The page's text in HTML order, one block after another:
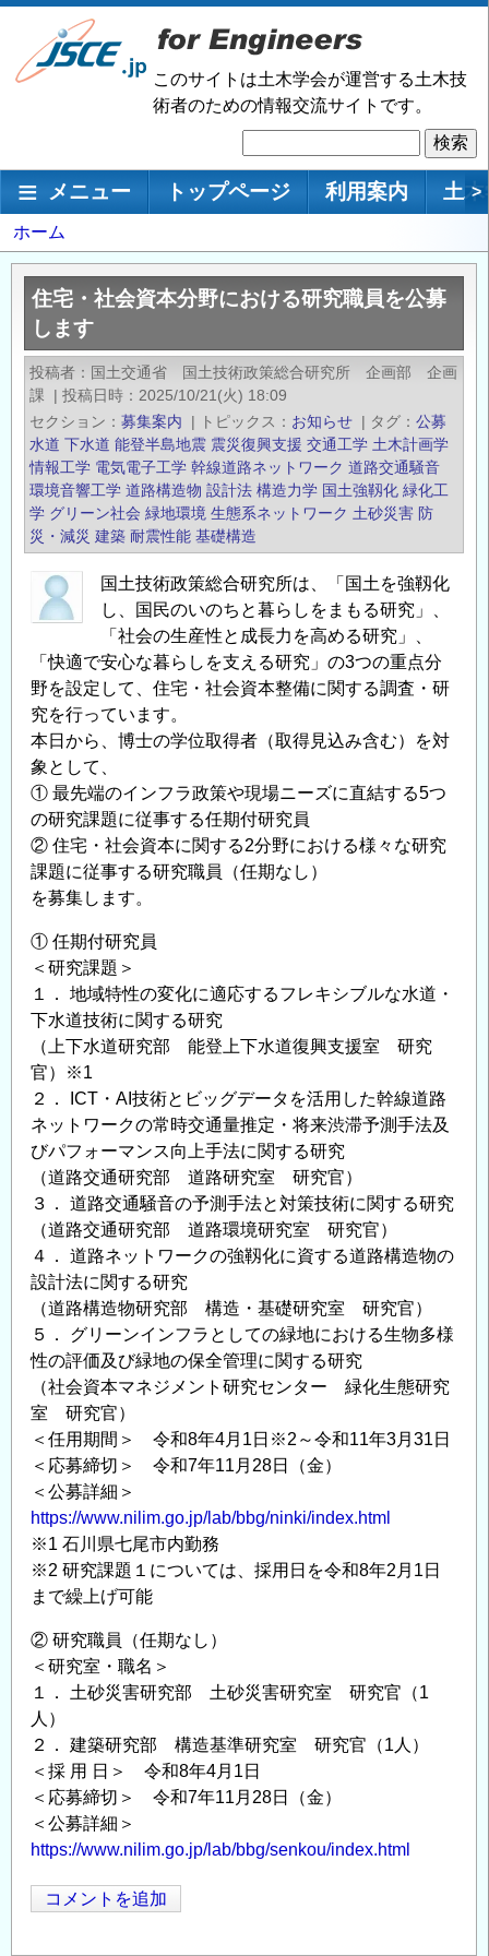
メ
ン
移
このサイトは土木学会が運営する土木技
術者のための情報交流サイトです。
索
メインナビゲーション
メニュー トップページ 利用案内 土 >
パ
ン
く
ホーム
住宅・社会資本分野における研究職員を公募
します
投稿者
国土交通省 国土技術政策総合研究所 企画部 企画
課
| 投稿日時
2025/10/21(火) 18:09
セクション
募集案内 | トピックス お知らせ | タグ
公募
水道 下水道 能登半島地震 震災復興支援 交通工学 土木計画学
情報工学 電気電子工学 幹線道路ネットワーク 道路交通騒音
環境音響工学 道路構造物 設計法 構造力学 国土強靱化 緑化工
学 グリーン社会 緑地環境 生態系ネットワーク 土砂災害 防
災・減災 建築 耐震性能 基礎構造
国土技術政策総合研究所は、「国土を強靱化
し、国民のいのちと暮らしをまもる研究」、
「社会の生産性と成長力を高める研究」、
「快適で安心な暮らしを支える研究」の3つの重点分
野を設定して、住宅・社会資本整備に関する調査・研
究を行っています。
本日から、博士の学位取得者（取得見込み含む）を対
象として、
① 最先端のインフラ政策や現場ニーズに直結する5つ
の研究課題に従事する任期付研究員
② 住宅・社会資本に関する2分野における様々な研究
課題に従事する研究職員（任期なし）
を募集します。
① 任期付研究員
＜研究課題＞
１． 地域特性の変化に適応するフレキシブルな水道・
下水道技術に関する研究
（上下水道研究部 能登上下水道復興支援室 研究
官）※1
２． ICT・AI技術とビッグデータを活用した幹線道路
ネットワークの常時交通量推定・将来渋滞予測手法及
びパフォーマンス向上手法に関する研究
（道路交通研究部 道路研究室 研究官）
３． 道路交通騒音の予測手法と対策技術に関する研究
（道路交通研究部 道路環境研究室 研究官）
４． 道路ネットワークの強靱化に資する道路構造物の
設計法に関する研究
（道路構造物研究部 構造・基礎研究室 研究官）
５． グリーンインフラとしての緑地における生物多様
性の評価及び緑地の保全管理に関する研究
（社会資本マネジメント研究センター 緑化生態研究
室 研究官）
＜任用期間＞ 令和8年4月1日※2～令和11年3月31日
＜応募締切＞ 令和7年11月28日（金）
＜公募詳細＞
https://www.nilim.go.jp/lab/bbg/ninki/index.html
※1 石川県七尾市内勤務
※2 研究課題１については、採用日を令和8年2月1日
まで繰上げ可能
② 研究職員（任期なし）
＜研究室・職名＞
１． 土砂災害研究部 土砂災害研究室 研究官（1
人）
２． 建築研究部 構造基準研究室 研究官（1人）
＜採 用 日＞ 令和8年4月1日
＜応募締切＞ 令和7年11月28日（金）
＜公募詳細＞
https://www.nilim.go.jp/lab/bbg/senkou/index.html
コメントを追加